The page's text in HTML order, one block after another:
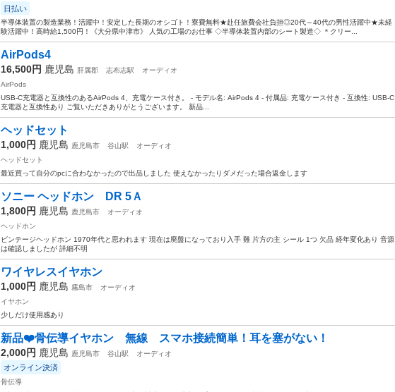
日払い
半導体装置の製造業務！活躍中！安定した長期のオシゴト！寮費無料★赴任旅費会社負担◎20代～40代の男性活躍中★未経
験活躍中！高時給1,500円！《大分県中津市》 人気の工場のお仕事 ◇半導体装置内部のシート製造◇ ＊クリー...
AirPods4
16,500円 鹿児島 肝属郡 志布志駅
オーディオ
AirPods
USB-C充電器と互換性のあるAirPods 4、充電ケース付き。 - モデル名: AirPods 4 - 付属品: 充電ケース付き - 互換性: USB-C
充電器と互換性あり ご覧いただきありがとうございます。 新品...
ヘッドセット
1,000円 鹿児島 鹿児島市 谷山駅
オーディオ
ヘッドセット
最近買って自分のpcに合わなかったので出品しました 使えなかったりダメだった場合返金します
ソニー ヘッドホン DR 5Ａ
1,800円 鹿児島 鹿児島市
オーディオ
ヘッドホン
ビンテージヘッドホン 1970年代と思われます 現在は廃盤になっており入手 難 片方の主 シール 1つ 欠品 経年変化あり 音源
は確認しましたが 詳細不明
ワイヤレスイヤホン
1,000円 鹿児島 霧島市
オーディオ
イヤホン
少しだけ使用感あり
新品❤️骨伝導イヤホン 無線 スマホ接続簡単！耳を塞がない！
2,000円 鹿児島 鹿児島市 谷山駅 オーディオ
オンライン決済
骨伝導